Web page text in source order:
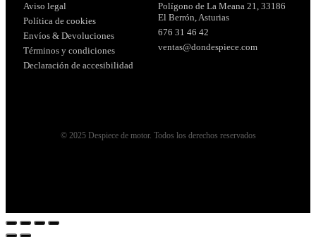
Aviso legal
Política de cookies
Envíos & Devoluciones
Términos y condiciones
Declaración de accesibilidad
Polígono de La Meana 21, 33186
El Berrón, Asturias
676 31 46 42
ventas@dondespiece.com
© 2025 Despiece de motor. Todos los derechos reservados